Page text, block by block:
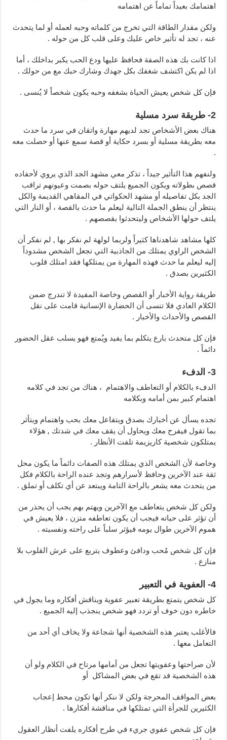
اهتمامك بعيداً تماماً عن اهتمامه
ولكن مقدار الطاقة التي تخرج من كلماته وحبه لعمله أو لما يتحدث
عنه ، تجد له تأثير خاص عليك وعلى قلب كل من حوله .
اذا كانت بك هذه الصفة فحافظ عليها ودع الحب يكبر بداخلك ، أما
اذا لم يكن اكتشف شغفك بكل جهدك وشارك حبك مع من حولك .
فإن كل شخص يعيش الحياة بشغفه وحبه يكون شخصاً لا يُنسى .
2- طريقة سرد مسلية
هناك بعض الأشخاص تجد لديهم مهارة واتقان في سرد ما حدث
معه بطريقة مسلية أو بسرد حكاية أو قصة سمع عنها أو حصلت معه
.
ولنفهم هذا التأثير جيداً ، تذكر معي مشهد الجد الذي يروي لأحفاده
قصص بطولاته ويكون الجميع يلتف حوله بصمت وعيونهم تراقب
الجد بكل تفاصيله أو مشهد الحكواتي في المقاهي القديمة والكل
ينتظر أن ينطق الجملة التالية ليعلم ما حدث بالقصة ، أو النار التي
يلتف حولها الأشخاص وليتحدثوا بقصصهم .
كلها مشاهد شاهدناها كثيراً ولربما لولهة لم نفكر بها , لم نفكر أن
الشخص الراوي يمتلك من الجاذبية التي تجعل الشخص مشدوداً
إليه ليعلم ما حدث فهذه المهارة من يمتلكها فقد امتلك قلوب
الكثيرين بصدق .
طريقة رواية الأخبار أو القصص وخاصة المفيدة لا تندرج ضمن
الكلام العادي فلا تنسى أن الحضارة الإنسانية قامت على نقل
القصص والأحداث والأخبار .
فإن كل متحدث بارع يتكلم بما يفيد ويُمتع فهو يسلب عقل الحضور
دائماً .
3- الدفء
الدفء بالكلام أو التعاطف والاهتمام ، هناك من تجد في كلامه
اهتمام كبير بمن أمامه وبكلامه
تجده يسأل عن أخبارك بصدق ويتفاعل معك بحب واهتمام ويتأثر
بما تقول فيفرح معك ويحاول أن يقف معك في شدتك , هؤلاء
يمتلكون شخصية كاريزيمة تلفت الأنظار .
وخاصة لأن الشخص الذي يمتلك هذه الصفات دائماً ما يكون محل
ثقة عند الآخرين وحافظ لأسرارهم وتجد عنده الراحة بالكلام فكل
من يتحدث معه يشعر بالراحة التامة ويبتعد عن أي تكلف أو تملق .
ولكن كل شخص يتعاطف مع الآخرين ويهتم بهم يجب أن يحذر من
أن تؤثر على حياته فيجب أن يكون تعاطفه متزن ، فلا يعيش في
هموم الآخرين طوال يومه فيؤثر سلباً على راحته ونفسيته .
فإن كل شخص مُحب ودافئ وعطوف يتربع على عرش القلوب بلا
منازع .
4- العفوية في التعبير
كل شخص يتمتع بطريقة تعبير عفوية ويناقش أفكاره وما يجول في
خاطره دون خوف أو تردد فهو شخص ينجذب إليه الجميع .
فالأغلب يعتبر هذه الشخصية أنها شجاعة ولا يخاف أي أحد من
التعامل معها .
لأن صراحتها وعفويتها تجعل من أمامها مرتاح في الكلام ولو أن
هذه الشخصية قد تقع في بعض المشاكل أو
بعض المواقف المحرجة ولكن لا ننكر أنها تكون محط إعجاب
الكثيرين للجرأة التي تمتلكها في مناقشة أفكارها .
فإن كل شخص عفوي جريء في طرح أفكاره يلفت أنظار العقول